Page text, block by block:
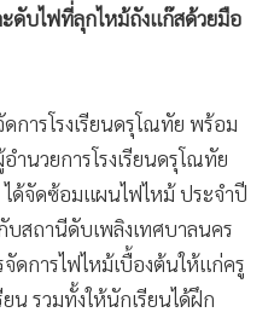
ดับไฟที่ลุกไหม้ถังแก๊สด้วยมือ
ารโรงเรียนดรุโณทัย พร้อม
ำนวยการโรงเรียนดรุโณทัย
ได้จัดซ้อมแผนไฟไหม้ ประจำปี
บสถานีดับเพลิงเทศบาลนคร
จัดการไฟไหม้เบื้องต้นให้แก่ครู
น รวมทั้งให้นักเรียนได้ฝึก